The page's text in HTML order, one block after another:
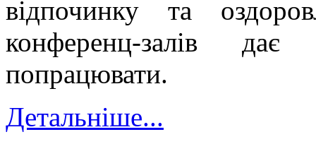
відпочинку та
конференц-залів
попрацювати.
Детальніше...